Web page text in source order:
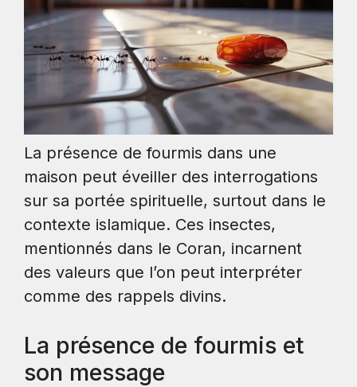
La présence de fourmis dans une
maison peut éveiller des interrogations
sur sa portée spirituelle, surtout dans le
contexte islamique. Ces insectes,
mentionnés dans le Coran, incarnent
des valeurs que l’on peut interpréter
comme des rappels divins.
La présence de fourmis et
son message